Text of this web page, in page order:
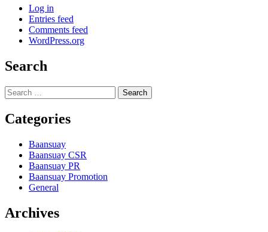
Log in
Entries feed
Comments feed
WordPress.org
Search
Search
for:
Categories
Baansuay
Baansuay CSR
Baansuay PR
Baansuay Promotion
General
Archives